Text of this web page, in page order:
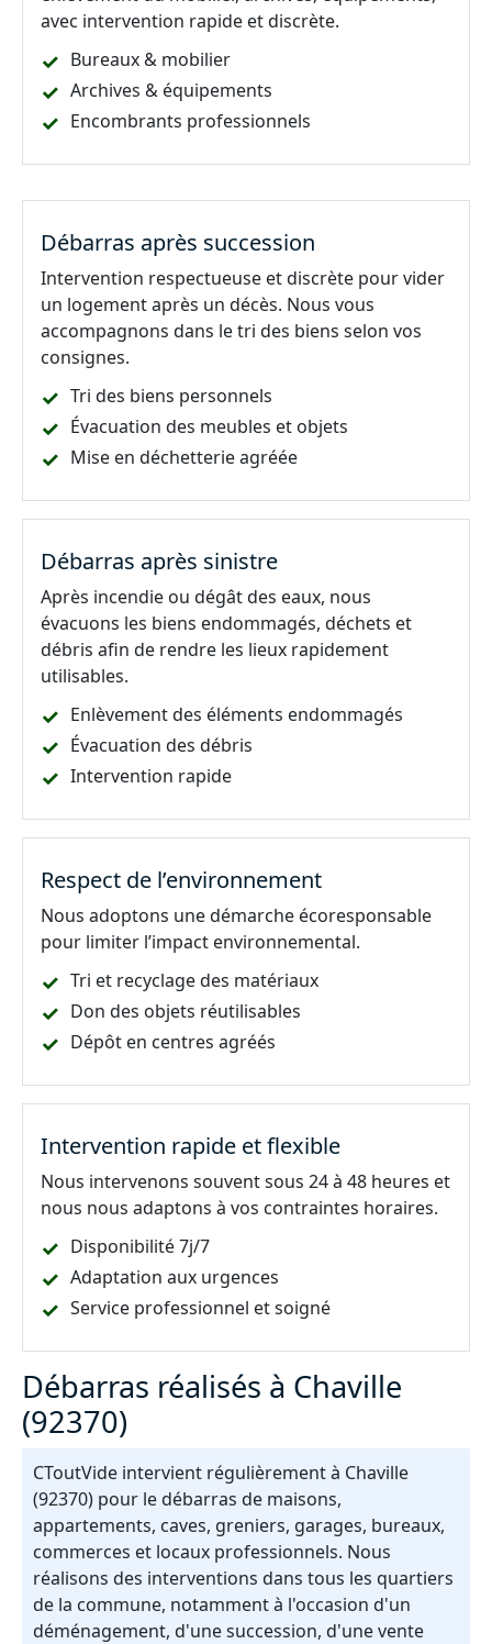
avec intervention rapide et discrète.
Bureaux & mobilier
Archives & équipements
Encombrants professionnels
Débarras après succession
Intervention respectueuse et discrète pour vider
un logement après un décès. Nous vous
accompagnons dans le tri des biens selon vos
consignes.
Tri des biens personnels
Évacuation des meubles et objets
Mise en déchetterie agréée
Débarras après sinistre
Après incendie ou dégât des eaux, nous
évacuons les biens endommagés, déchets et
débris afin de rendre les lieux rapidement
utilisables.
Enlèvement des éléments endommagés
Évacuation des débris
Intervention rapide
Respect de l’environnement
Nous adoptons une démarche écoresponsable
pour limiter l’impact environnemental.
Tri et recyclage des matériaux
Don des objets réutilisables
Dépôt en centres agréés
Intervention rapide et flexible
Nous intervenons souvent sous 24 à 48 heures et
nous nous adaptons à vos contraintes horaires.
Disponibilité 7j/7
Adaptation aux urgences
Service professionnel et soigné
Débarras réalisés à Chaville
(92370)
CToutVide intervient régulièrement à Chaville
(92370) pour le débarras de maisons,
appartements, caves, greniers, garages, bureaux,
commerces et locaux professionnels. Nous
réalisons des interventions dans tous les quartiers
de la commune, notamment à l'occasion d'un
déménagement, d'une succession, d'une vente